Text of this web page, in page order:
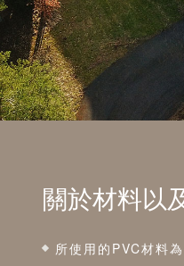
關於材料以
所使用的PVC材料